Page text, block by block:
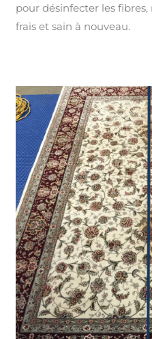
pour désinfecter les
frais et sain à nouveau.